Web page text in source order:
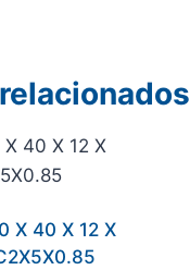
X 40 X 12 X